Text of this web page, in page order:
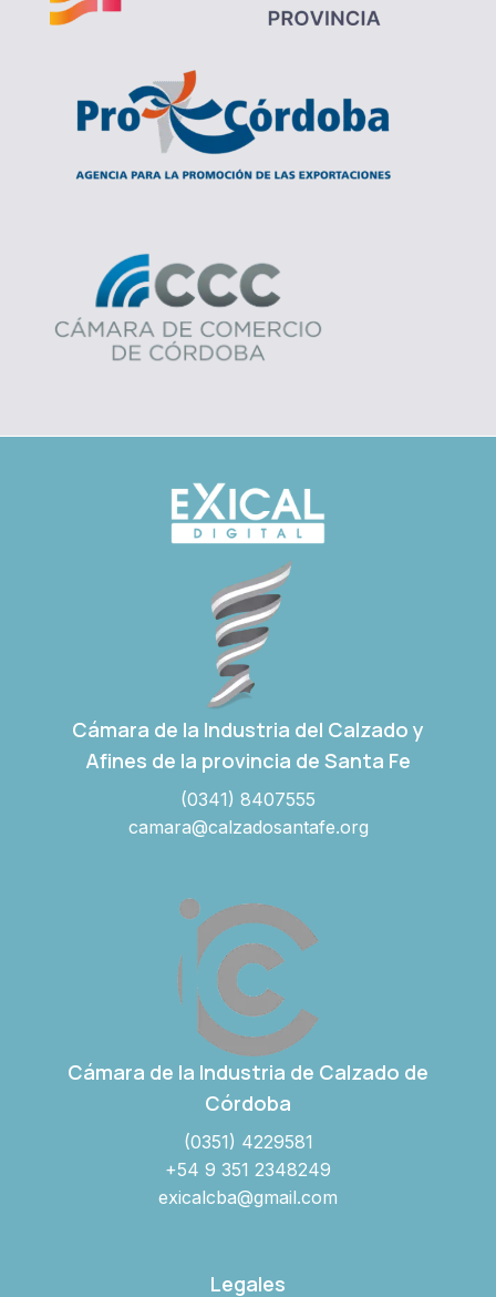
Cámara de la Industria del Calzado y
Afines de la provincia de Santa Fe
(0341) 8407555
camara@calzadosantafe.org
Cámara de la Industria de Calzado de
Córdoba
(0351) 4229581
+54 9 351 2348249
exicalcba@gmail.com
Legales